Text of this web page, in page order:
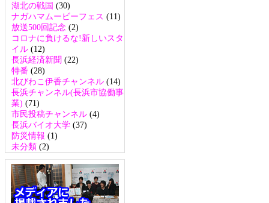
湖北の戦国 (30)
ナガハマムービーフェス (11)
放送500回記念 (2)
コロナに負けるな!新しいスタ
イル (12)
長浜経済新聞 (22)
特番 (28)
北びわこ伊香チャンネル (14)
長浜チャンネル(長浜市協働事
業) (71)
市民投稿チャンネル (4)
長浜バイオ大学 (37)
防災情報 (1)
未分類 (2)